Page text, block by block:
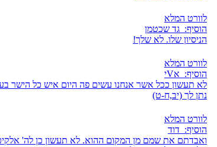
לוורט המלא
הוסיף: גד שכטמן
הניסיון שלו. לא שלך!
לוורט המלא
הוסיף: אVי
לא תעשון ככל אשר אנחנו עשים פה היום איש כל הישר
נתן לך (יב,ח-ט)
לוורט המלא
הוסיף: דוד
ואבדתם את שמם מן המקום ההוא. לא תעשון כן לה'